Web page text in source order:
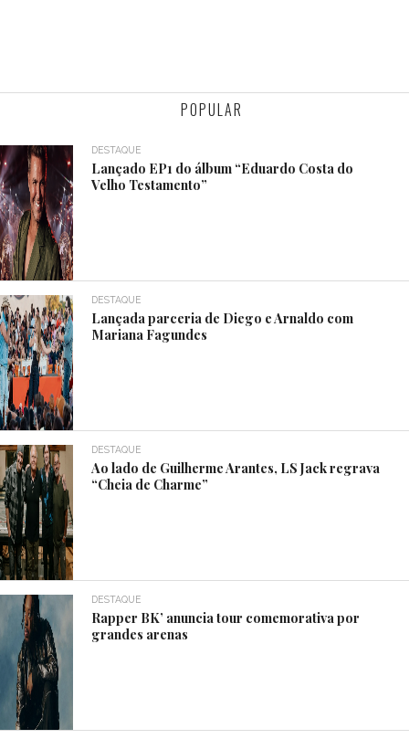
POPULAR
DESTAQUE
Lançado EP1 do álbum “Eduardo Costa do
Velho Testamento”
DESTAQUE
Lançada parceria de Diego e Arnaldo com
Mariana Fagundes
DESTAQUE
Ao lado de Guilherme Arantes, LS Jack regrava
“Cheia de Charme”
DESTAQUE
Rapper BK’ anuncia tour comemorativa por
grandes arenas